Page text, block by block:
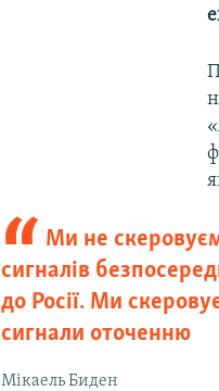
Ми не
сигналів
до Росії. Ми
сигнали оточенню
Мікаель Биден